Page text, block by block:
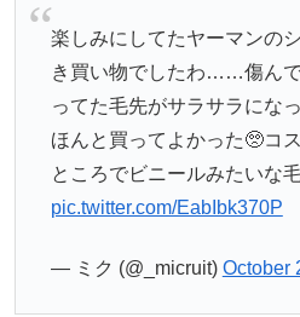
楽しみにしてたヤーマンの
き買い物でしたわ……傷ん
ってた毛先がサラサラにな
ほんと買ってよかった🥺コ
ところでビニールみたいな
pic.twitter.com/EabIbk370P
— ミク (@_micruit) October